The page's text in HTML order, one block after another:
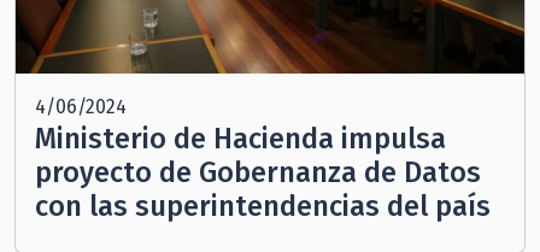
4/06/2024
Ministerio de Hacienda impulsa
proyecto de Gobernanza de Datos
con las superintendencias del país